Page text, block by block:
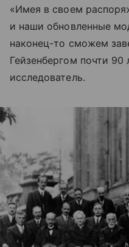
«Имея в своем
и наши обновленные
наконец-то сможем
Гейзенбергом почти
исследователь.